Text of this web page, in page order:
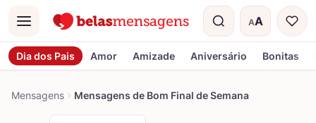
Menu AA
Tamanho do
Dia dos Pais Amor Amizade Aniversário Bonitas
Mensagens Mensagens de Bom Final de Semana